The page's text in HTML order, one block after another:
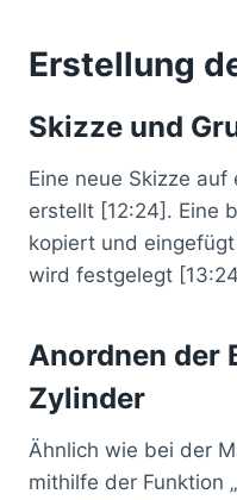
Erstellung
Skizze und
Eine neue Skizze
erstellt [12:24]. Eine
kopiert und
wird festgelegt
Anordnen der
Zylinder
Ähnlich wie bei der
mithilfe der Funktion